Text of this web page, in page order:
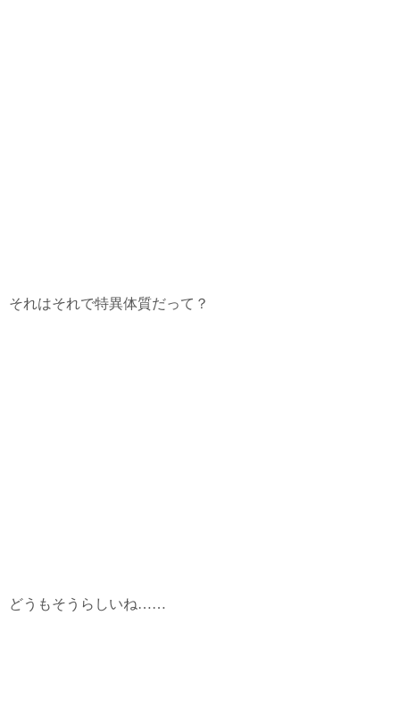
それはそれで特異体質だって？
どうもそうらしいね……